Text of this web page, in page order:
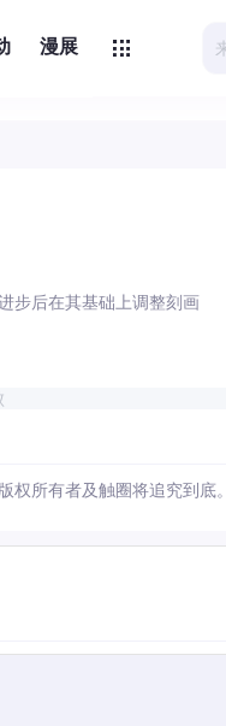
漫展
步后在其基础上调整刻画
所有者及触圈将追究到底。